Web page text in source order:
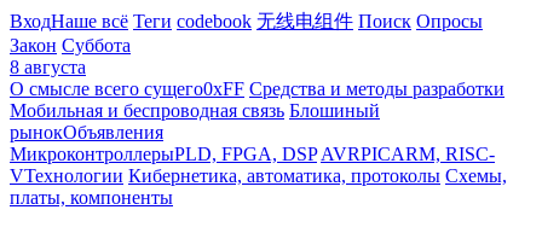
ВходНаше всё Теги codebook 无线电组件 Поиск Опросы
Закон Суббота
8 августа
О смысле всего сущего0xFF Средства и методы разработки
Мобильная и беспроводная связь Блошиный
рынокОбъявления
МикроконтроллерыPLD, FPGA, DSP AVRPICARM, RISC-
VТехнологии Кибернетика, автоматика, протоколы Схемы,
платы, компоненты